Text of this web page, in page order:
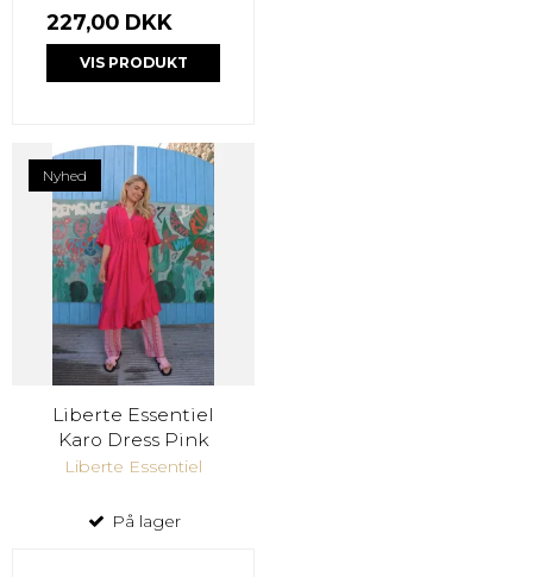
227,00 DKK
VIS PRODUKT
Nyhed
Liberte Essentiel
Karo Dress Pink
Liberte Essentiel
På lager